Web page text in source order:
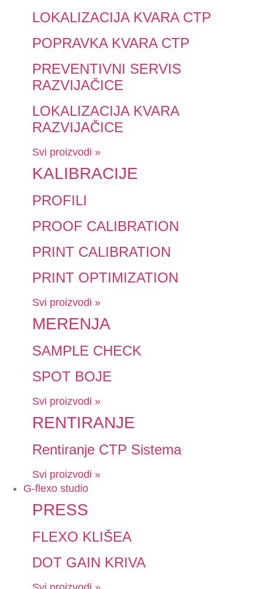
LOKALIZACIJA KVARA CTP
POPRAVKA KVARA CTP
PREVENTIVNI SERVIS
RAZVIJAČICE
LOKALIZACIJA KVARA
RAZVIJAČICE
Svi proizvodi »
KALIBRACIJE
PROFILI
PROOF CALIBRATION
PRINT CALIBRATION
PRINT OPTIMIZATION
Svi proizvodi »
MERENJA
SAMPLE CHECK
SPOT BOJE
Svi proizvodi »
RENTIRANJE
Rentiranje CTP Sistema
Svi proizvodi »
G-flexo studio
PRESS
FLEXO KLIŠEA
DOT GAIN KRIVA